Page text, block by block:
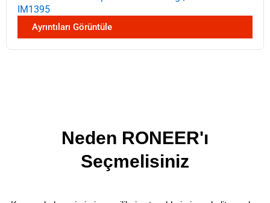
IM1395
Ayrıntıları Görüntüle
Neden RONEER'ı
Seçmelisiniz